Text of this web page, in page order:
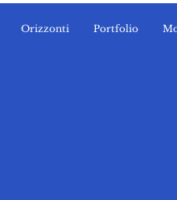
Orizzonti Portfolio